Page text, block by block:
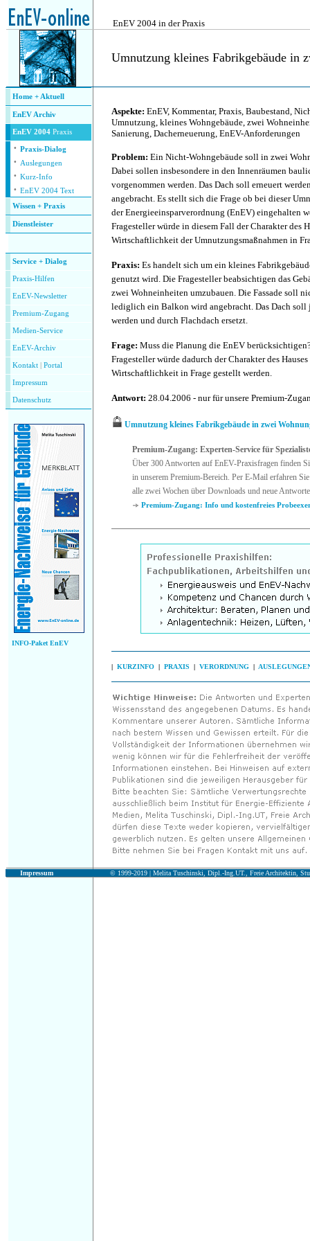
EnEV 2004 in der Praxis
Umnutzung kleines Fabrikgebäude in
Home + Aktuell
EnEV Archiv
EnEV 2004 Praxis
· Praxis-Dialog
· Auslegungen
· Kurz-Info
· EnEV 2004 Text
Wissen + Praxis
Dienstleister
Service + Dialog
Praxis-Hilfen
EnEV-Newsletter
Premium-Zugang
Medien-Service
EnEV-Archiv
Kontakt Portal
Impressum
Datenschutz
INFO-Paket EnEV
Aspekte: EnEV, Kommentar, Praxis, Baubestand,
Umnutzung, kleines Wohngebäude, zwei
Sanierung, Dacherneuerung, EnEV-Anforderungen
Problem: Ein Nicht-Wohngebäude soll in zwei
Dabei sollen insbesondere in den Innenräumen
vorgenommen werden. Das Dach soll erneuert
angebracht. Es stellt sich die Frage ob bei dieser
der Energieeinsparverordnung (EnEV) eingehalten
Fragesteller würde in diesem Fall der Charakter des
Wirtschaftlichkeit der Umnutzungsmaßnahmen in
Praxis: Es handelt sich um ein kleines
genutzt wird. Die Fragesteller beabsichtigen das
zwei Wohneinheiten umzubauen. Die Fassade soll
lediglich ein Balkon wird angebracht. Das Dach soll
werden und durch Flachdach ersetzt.
Frage: Muss die Planung die EnEV
Fragesteller würde dadurch der Charakter des
Wirtschaftlichkeit in Frage gestellt werden.
Antwort: 28.04.2006 - nur für unsere Premium-
Umnutzung kleines Fabrikgebäude in zwei
Premium-Zugang: Experten-Service für
Über 300 Antworten auf EnEV-Praxisfragen finden
in unserem Premium-Bereich. Per E-Mail erfahren
alle zwei Wochen über Downloads und neue
Premium-Zugang: Info und kostenfreies
| KURZINFO | PRAXIS | VERORDNUNG |
Impressum © 1999-2019 | Melita Tuschinski, Dipl.-Ing.UT., Freie Architektin,